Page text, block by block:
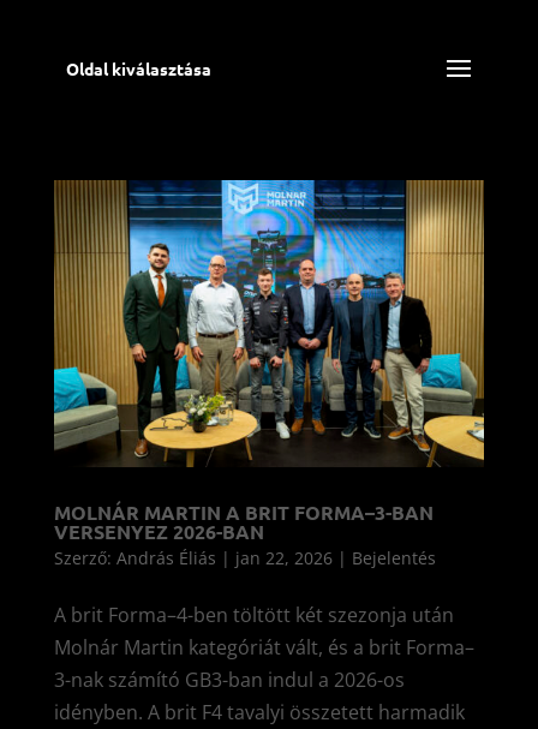
Oldal kiválasztása
MOLNÁR MARTIN A BRIT FORMA–3-BAN
VERSENYEZ 2026-BAN
Szerző: András Éliás | jan 22, 2026| Bejelentés
A brit Forma–4-ben töltött két szezonja után
Molnár Martin kategóriát vált, és a brit Forma–
3-nak számító GB3-ban indul a 2026-os
idényben. A brit F4 tavalyi összetett harmadik